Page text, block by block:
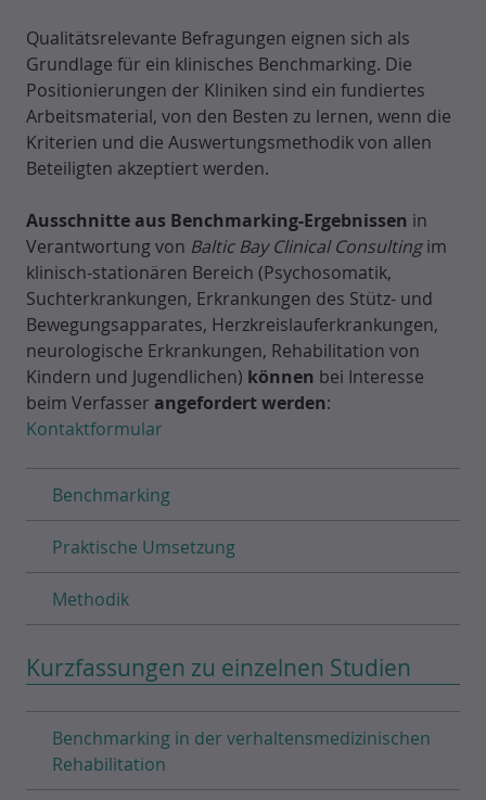
Qualitätsrelevante Befragungen eignen sich als
Grundlage für ein klinisches Benchmarking. Die
Positionierungen der Kliniken sind ein fundiertes
Arbeitsmaterial, von den Besten zu lernen, wenn die
Kriterien und die Auswertungsmethodik von allen
Beteiligten akzeptiert werden.
Ausschnitte aus Benchmarking-Ergebnissen in
Verantwortung von Baltic Bay Clinical Consultingim
klinisch-stationären Bereich (Psychosomatik,
Suchterkrankungen, Erkrankungen des Stütz- und
Bewegungsapparates, Herzkreislauferkrankungen,
neurologische Erkrankungen, Rehabilitation von
Kindern und Jugendlichen) können bei Interesse
beim Verfasser angefordert werden:
Kontaktformular
Benchmarking
Praktische Umsetzung
Methodik
Kurzfassungen zu einzelnen Studien
Benchmarking in der verhaltensmedizinischen
Rehabilitation